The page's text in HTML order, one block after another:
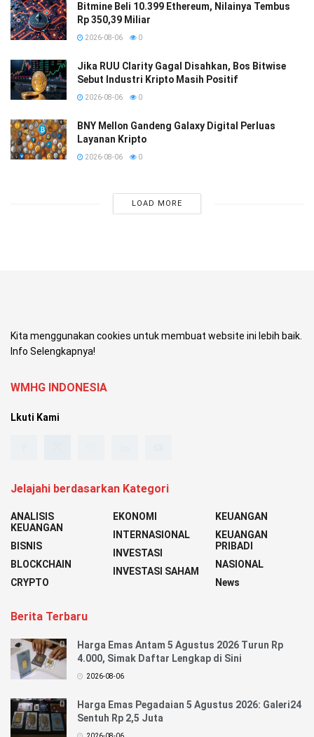
Bitmine Beli 10.399 Ethereum, Nilainya Tembus
Rp 350,39 Miliar
2026-08-06 0
Jika RUU Clarity Gagal Disahkan, Bos Bitwise
Sebut Industri Kripto Masih Positif
2026-08-06 0
BNY Mellon Gandeng Galaxy Digital Perluas
Layanan Kripto
2026-08-06 0
LOAD MORE
Kita menggunakan cookies untuk membuat website ini lebih baik.
Info Selengkapnya!
WMHG INDONESIA
Lkuti Kami
Jelajahi berdasarkan Kategori
ANALISIS
KEUANGAN
BISNIS
BLOCKCHAIN
CRYPTO
EKONOMI
INTERNASIONAL
INVESTASI
INVESTASI SAHAM
KEUANGAN
KEUANGAN
PRIBADI
NASIONAL
News
Berita Terbaru
Harga Emas Antam 5 Agustus 2026 Turun Rp
4.000, Simak Daftar Lengkap di Sini
2026-08-06
Harga Emas Pegadaian 5 Agustus 2026: Galeri24
Sentuh Rp 2,5 Juta